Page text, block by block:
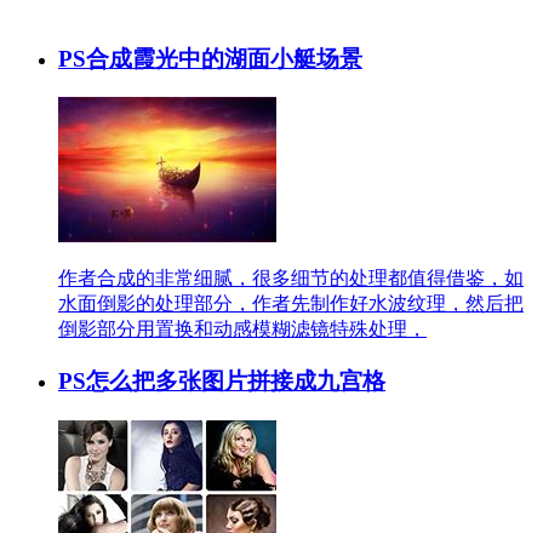
PS合成霞光中的湖面小艇场景
作者合成的非常细腻，很多细节的处理都值得借鉴，如
水面倒影的处理部分，作者先制作好水波纹理，然后把
倒影部分用置换和动感模糊滤镜特殊处理，
PS怎么把多张图片拼接成九宫格